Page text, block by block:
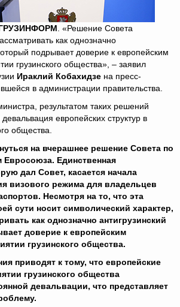
. «Решение Совета
как однозначно
подрывает доверие к европейским
грузинского общества», – заявил
Ираклий Кобахидзе на пресс-
в администрации правительства.
результатом таких решений
европейских структур в
общества.
на вчерашнее решение Совета по
Единственная
дал Совет, касается начала
визового режима для владельцев
Несмотря на то, что эта
сути носит символический характер,
как однозначно антигрузинский
доверие к европейским
грузинского общества.
приводят к тому, что европейские
грузинского общества
девальвации, что представляет